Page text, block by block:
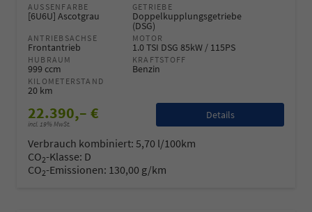
AUSSENFARBE
[6U6U] Ascotgrau
GETRIEBE
Doppelkupplungsgetriebe
(DSG)
ANTRIEBSACHSE
Frontantrieb
MOTOR
1.0 TSI DSG 85kW / 115PS
HUBRAUM
999 ccm
KRAFTSTOFF
Benzin
KILOMETERSTAND
20 km
22.390,– €
incl. 19% MwSt.
Details
Verbrauch kombiniert: 5,70 l/100km
CO2-Klasse: D
CO2-Emissionen: 130,00 g/km